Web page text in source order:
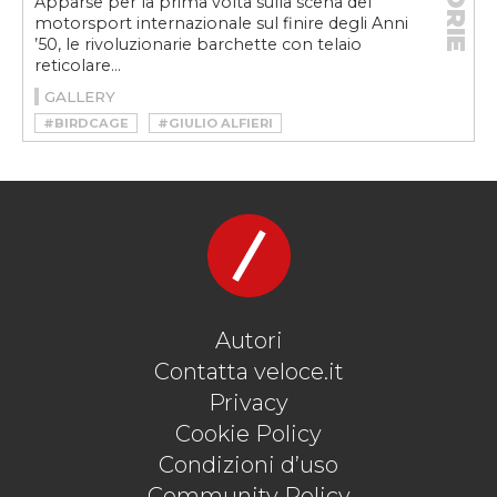
motorsport internazionale sul finire degli Anni
’50, le rivoluzionarie barchette con telaio
reticolare...
GALLERY
#BIRDCAGE
#GIULIO ALFIERI
#MASERATI
#MASERATI BIRDCAGE
#MASERATI BIRDCAGE TIPO 61
#MASERATI BIRDCAGE TIPO 63
#MASERATI BIRDCAGE TIPO 64
#MASERATI BIRDCAGE TIPO 65
Autori
Contatta veloce.it
Privacy
Cookie Policy
Condizioni d’uso